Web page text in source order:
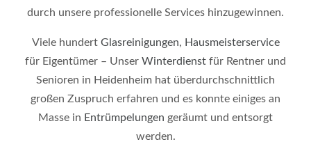
durch unsere professionelle Services hinzugewinnen.
Viele hundert Glasreinigungen, Hausmeisterservice
für Eigentümer – Unser Winterdienst für Rentner und
Senioren in Heidenheim hat überdurchschnittlich
großen Zuspruch erfahren und es konnte einiges an
Masse in Entrümpelungen geräumt und entsorgt
werden.